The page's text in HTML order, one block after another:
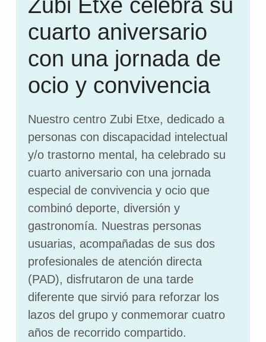
Zubi Etxe celebra su
cuarto aniversario
con una jornada de
ocio y convivencia
Nuestro centro Zubi Etxe, dedicado a
personas con discapacidad intelectual
y/o trastorno mental, ha celebrado su
cuarto aniversario con una jornada
especial de convivencia y ocio que
combinó deporte, diversión y
gastronomía. Nuestras personas
usuarias, acompañadas de sus dos
profesionales de atención directa
(PAD), disfrutaron de una tarde
diferente que sirvió para reforzar los
lazos del grupo y conmemorar cuatro
años de recorrido compartido.